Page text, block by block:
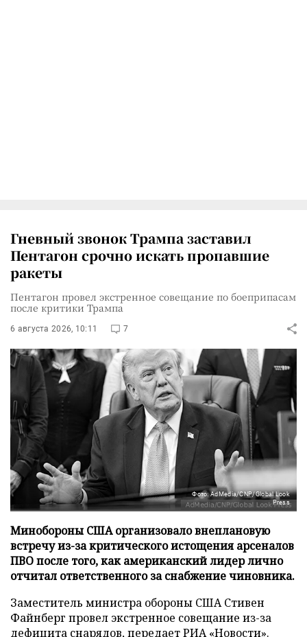
Гневный звонок Трампа заставил
Пентагон срочно искать пропавшие
ракеты
Пентагон провел экстренное совещание по боеприпасам
после критики Трампа
6 августа 2026, 10:11 7
Фото: AdMedia/CNP/Global Look
Press
Минобороны США организовало внеплановую
встречу из-за критического истощения арсеналов
ПВО после того, как американский лидер лично
отчитал ответственного за снабжение чиновника.
Заместитель министра обороны США Стивен
Файнберг провел экстренное совещание из-за
дефицита снарядов, передаетРИА «Новости».